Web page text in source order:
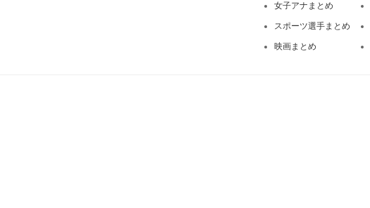
女子アナまとめ
スポーツ選手まとめ
映画まとめ